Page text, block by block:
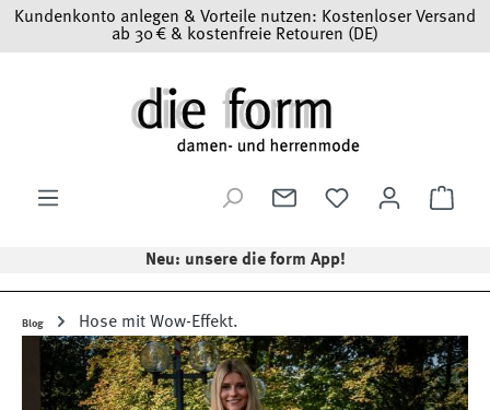
Zum Hauptinhalt springen
Kundenkonto anlegen & Vorteile nutzen: Kostenloser Versand
ab 30 € & kostenfreie Retouren (DE)
Neu: unsere die form App!
Blog Hose mit Wow-Effekt.